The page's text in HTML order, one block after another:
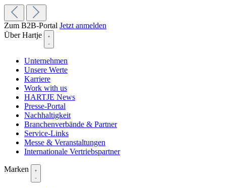
Zum B2B-Portal Jetzt anmelden
Über Hartje
Unternehmen
Unsere Werte
Karriere
Work with us
HARTJE News
Presse-Portal
Nachhaltigkeit
Branchenverbände & Partner
Service-Links
Messe & Veranstaltungen
Internationale Vertriebspartner
Marken